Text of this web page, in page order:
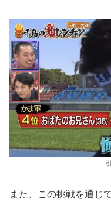
また、この挑戦を通じ